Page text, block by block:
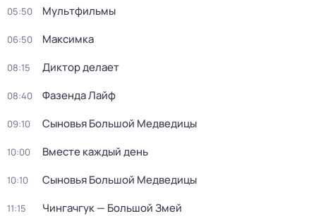
05:50 Мультфильмы
06:50 Максимка
08:15 Диктор делает
08:40 Фазенда Лайф
09:10 Сыновья Большой Медведицы
10:00 Вместе каждый день
10:10 Сыновья Большой Медведицы
11:15 Чингачгук — Большой Змей